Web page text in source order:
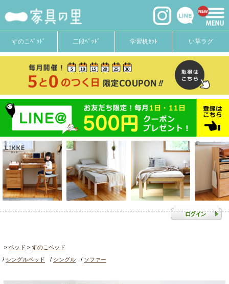
すのこﾍﾞｯﾄﾞ 二段ﾍﾞｯﾄﾞ 学習机ｾｯﾄ い草ラグ
ベッド
すのこベッド
シングルベッド
シングル ソファー